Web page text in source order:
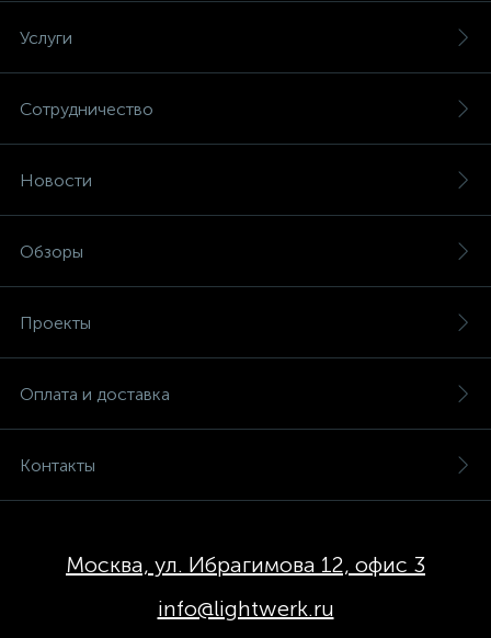
Услуги
Сотрудничество
Новости
Обзоры
Проекты
Оплата и доставка
Контакты
Москва, ул. Ибрагимова 12, офис 3
info@lightwerk.ru